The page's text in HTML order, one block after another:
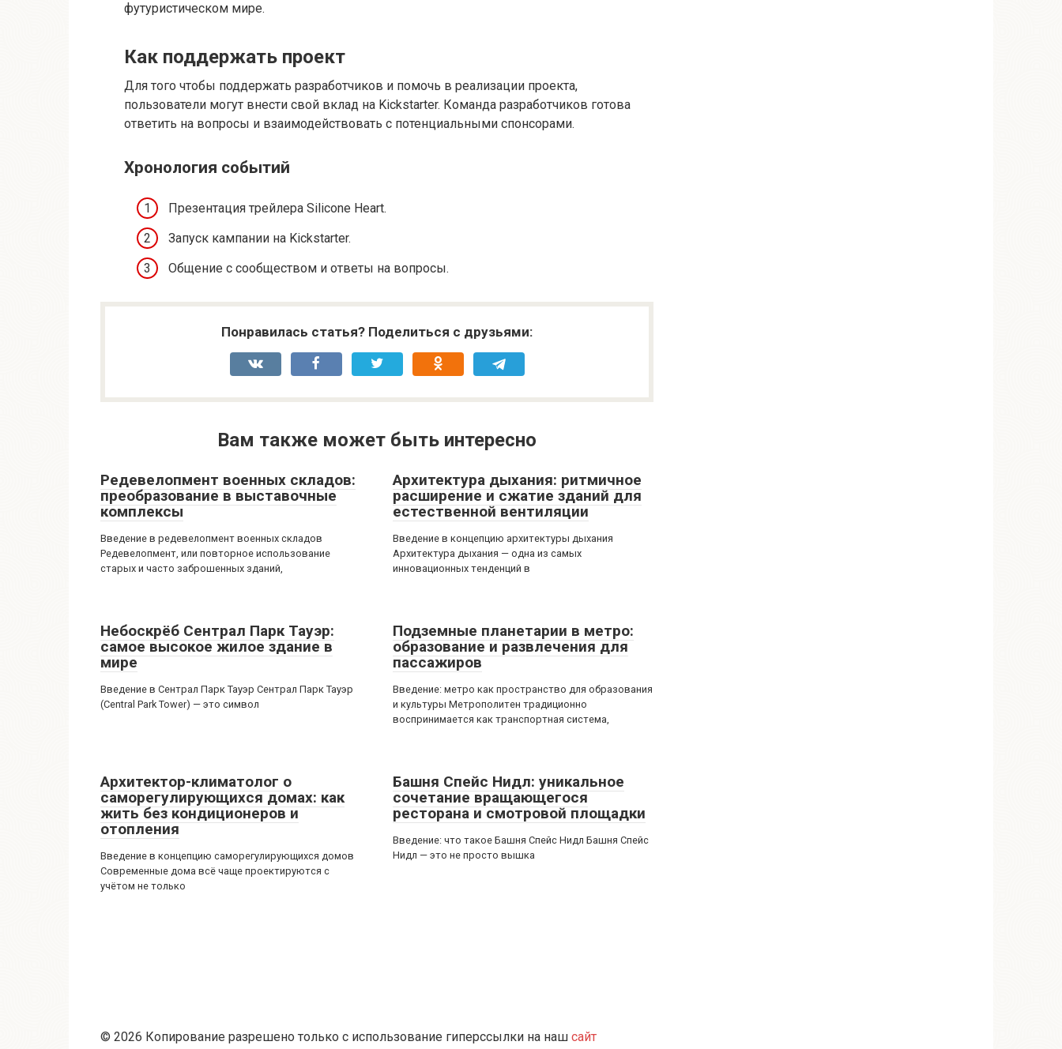
футуристическом мире.
Как поддержать проект
Для того чтобы поддержать разработчиков и помочь в реализации проекта,
пользователи могут внести свой вклад на Kickstarter. Команда разработчиков готова
ответить на вопросы и взаимодействовать с потенциальными спонсорами.
Хронология событий
Презентация трейлера Silicone Heart.
Запуск кампании на Kickstarter.
Общение с сообществом и ответы на вопросы.
Понравилась статья? Поделиться с друзьями:
Вам также может быть интересно
Редевелопмент военных складов:
преобразование в выставочные
комплексы
Введение в редевелопмент военных складов
Редевелопмент, или повторное использование
старых и часто заброшенных зданий,
Архитектура дыхания: ритмичное
расширение и сжатие зданий для
естественной вентиляции
Введение в концепцию архитектуры дыхания
Архитектура дыхания — одна из самых
инновационных тенденций в
Небоскрёб Сентрал Парк Тауэр:
самое высокое жилое здание в
мире
Введение в Сентрал Парк Тауэр Сентрал Парк Тауэр
(Central Park Tower) — это символ
Подземные планетарии в метро:
образование и развлечения для
пассажиров
Введение: метро как пространство для образования
и культуры Метрополитен традиционно
воспринимается как транспортная система,
Архитектор-климатолог о
саморегулирующихся домах: как
жить без кондиционеров и
отопления
Введение в концепцию саморегулирующихся домов
Современные дома всё чаще проектируются с
учётом не только
Башня Спейс Нидл: уникальное
сочетание вращающегося
ресторана и смотровой площадки
Введение: что такое Башня Спейс Нидл Башня Спейс
Нидл — это не просто вышка
© 2026 Копирование разрешено только с использование гиперссылки на наш сайт